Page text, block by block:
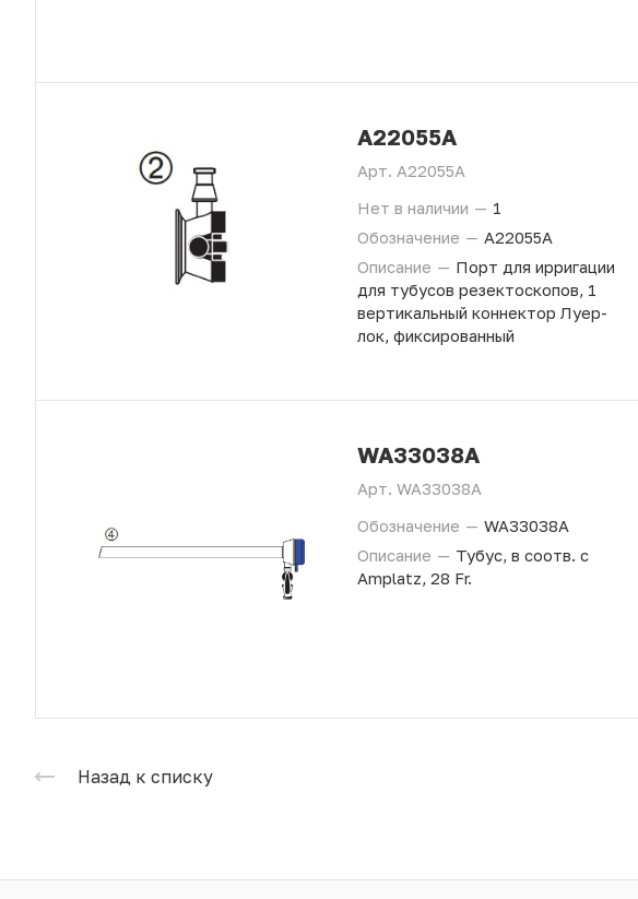
A22055A
Арт. A22055A
Нет в наличии — 1
Обозначение — A22055A
Описание — Порт для ирригации
для тубусов резектоскопов, 1
вертикальный коннектор Луер-
лок, фиксированный
WA33038A
Арт. WA33038A
Обозначение — WA33038A
Описание — Тубус, в соотв. с
Amplatz, 28 Fr.
Назад к списку